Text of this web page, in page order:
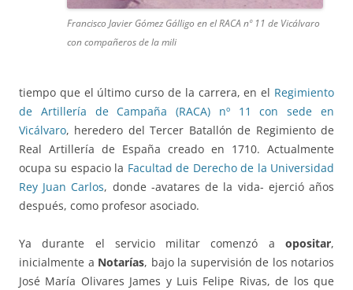
Francisco Javier Gómez Gálligo en el RACA nº 11 de Vicálvaro
con compañeros de la mili
tiempo que el último curso de la carrera, en el Regimiento
de Artillería de Campaña (RACA) nº 11 con sede en
Vicálvaro, heredero del Tercer Batallón de Regimiento de
Real Artillería de España creado en 1710. Actualmente
ocupa su espacio la Facultad de Derecho de la Universidad
Rey Juan Carlos, donde -avatares de la vida- ejerció años
después, como profesor asociado.
Ya durante el servicio militar comenzó a opositar,
inicialmente a Notarías, bajo la supervisión de los notarios
José María Olivares James y Luis Felipe Rivas, de los que